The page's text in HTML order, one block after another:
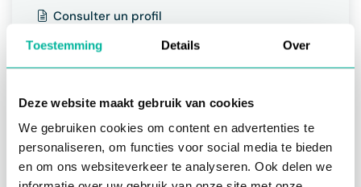
Toestemming Details Over
Deze website maakt gebruik van cookies
We gebruiken cookies om content en advertenties te
personaliseren, om functies voor social media te bieden
en om ons websiteverkeer te analyseren. Ook delen we
Consulter un profil
Recherche avancée
Gérer colonnes
Consulter statistiques
Gérer contacts et membres